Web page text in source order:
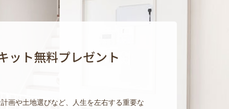
ット無料プレゼント
画や土地選びなど、人生を左右する重要な